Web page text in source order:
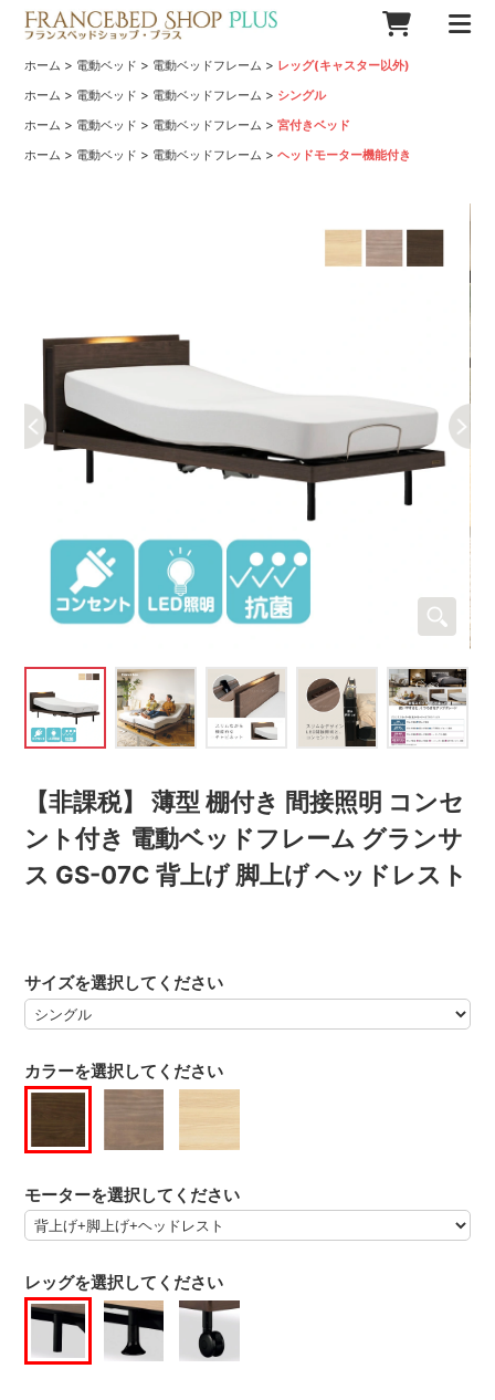
ホーム > 電動ベッド > 電動ベッドフレーム > レッグ(キャスター以外)
ホーム > 電動ベッド > 電動ベッドフレーム > シングル
ホーム > 電動ベッド > 電動ベッドフレーム >宮付きベッド
ホーム > 電動ベッド > 電動ベッドフレーム >ヘッドモーター機能付き
【非課税】 薄型 棚付き 間接照明 コンセ
ント付き 電動ベッドフレーム グランサ
ス GS-07C 背上げ 脚上げ ヘッドレスト
カラーを選択してください
サイズを選択してください
モーターを選択してください
レッグを選択してください